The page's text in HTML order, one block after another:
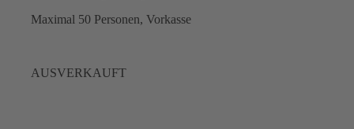
Maximal 50 Personen, Vorkasse
AUSVERKAUFT